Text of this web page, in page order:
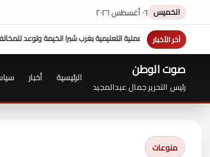
الخميس ٠٦ أغسطس ٢٠٢٦
آخر الأخباروزير العدل يشدد علي الالتزام بالكتاب الدوريللمخالفين
صوت الوطن
رئيس التحرير جمال عبدالمجيد
الرئيسية أخبار
منوعات